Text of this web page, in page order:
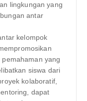
lingkungan yang
antar
kelompok
yang
siswa dari
kolaboratif,
dapat